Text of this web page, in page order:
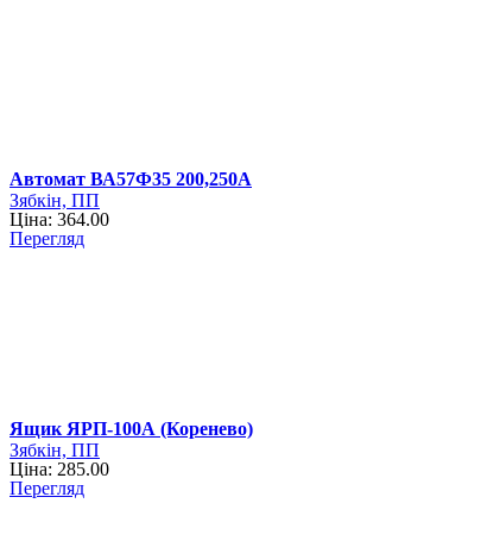
Автомат ВА57Ф35 200,250А
Зябкін, ПП
Ціна: 364.00
Перегляд
Ящик ЯРП-100А (Коренево)
Зябкін, ПП
Ціна: 285.00
Перегляд